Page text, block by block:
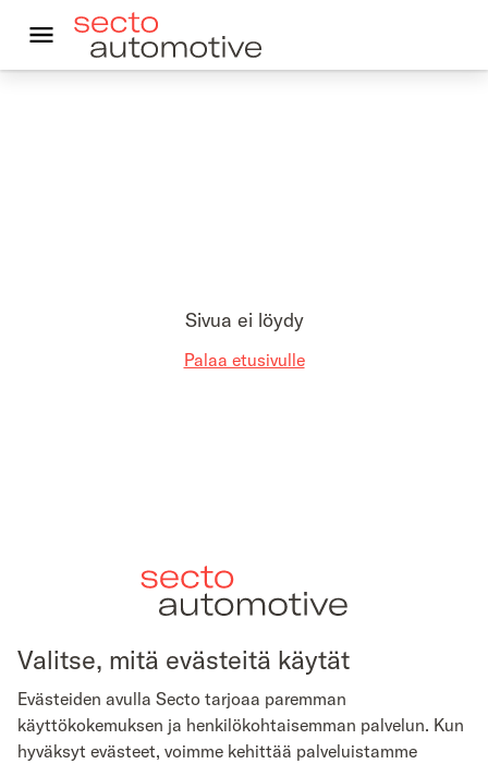
Secto Fleet Manager
Sivua ei löydy
Palaa etusivulle
Valitse, mitä evästeitä käytät
Evästeiden avulla Secto tarjoaa paremman
käyttökokemuksen ja henkilökohtaisemman palvelun. Kun
hyväksyt evästeet, voimme kehittää palveluistamme